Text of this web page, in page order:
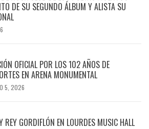
DE SU SEGUNDO ÁLBUM Y ALISTA SU
OFICIAL POR LOS 102 AÑOS DE
EN ARENA MONUMENTAL
5, 2026
GORDIFLÓN EN LOURDES MUSIC HALL